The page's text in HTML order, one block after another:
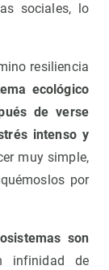
sociales, lo
resiliencia
ecológico
de verse
intenso y
muy simple,
por
son
infinidad de